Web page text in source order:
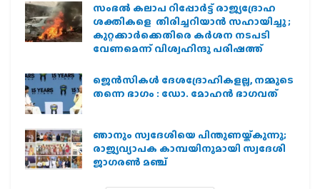
സംഭൽ കലാപ റിപ്പോർട്ട് രാജ്യദ്രോഹ
ശക്തികളെ തിരിച്ചറിയാൻ സഹായിച്ചു ;
കുറ്റക്കാർക്കെതിരെ കർശന നടപടി
വേണമെന്ന് വിശ്വഹിന്ദു പരിഷത്ത്
ജെന്‍സികള്‍ ദേശദ്രോഹികളല്ല, നമ്മുടെ
തന്നെ ഭാഗം : ഡോ. മോഹന്‍ ഭാഗവത്
ഞാനും സ്വദേശിയെ പിന്തുണയ്ക്കുന്നു;
രാജ്യവ്യാപക കാമ്പയിനുമായി സ്വദേശി
ജാഗരണ്‍ മഞ്ച്